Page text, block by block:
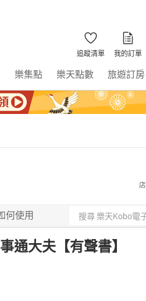
追蹤清單 我的訂單
樂集點 樂天點數 旅遊訂房
何使用
通大夫【有聲書】